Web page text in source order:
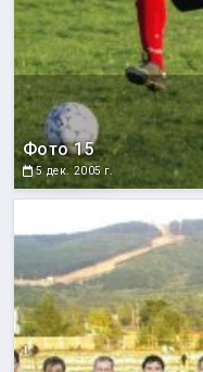
Фото 15
5 дек. 2005 г.